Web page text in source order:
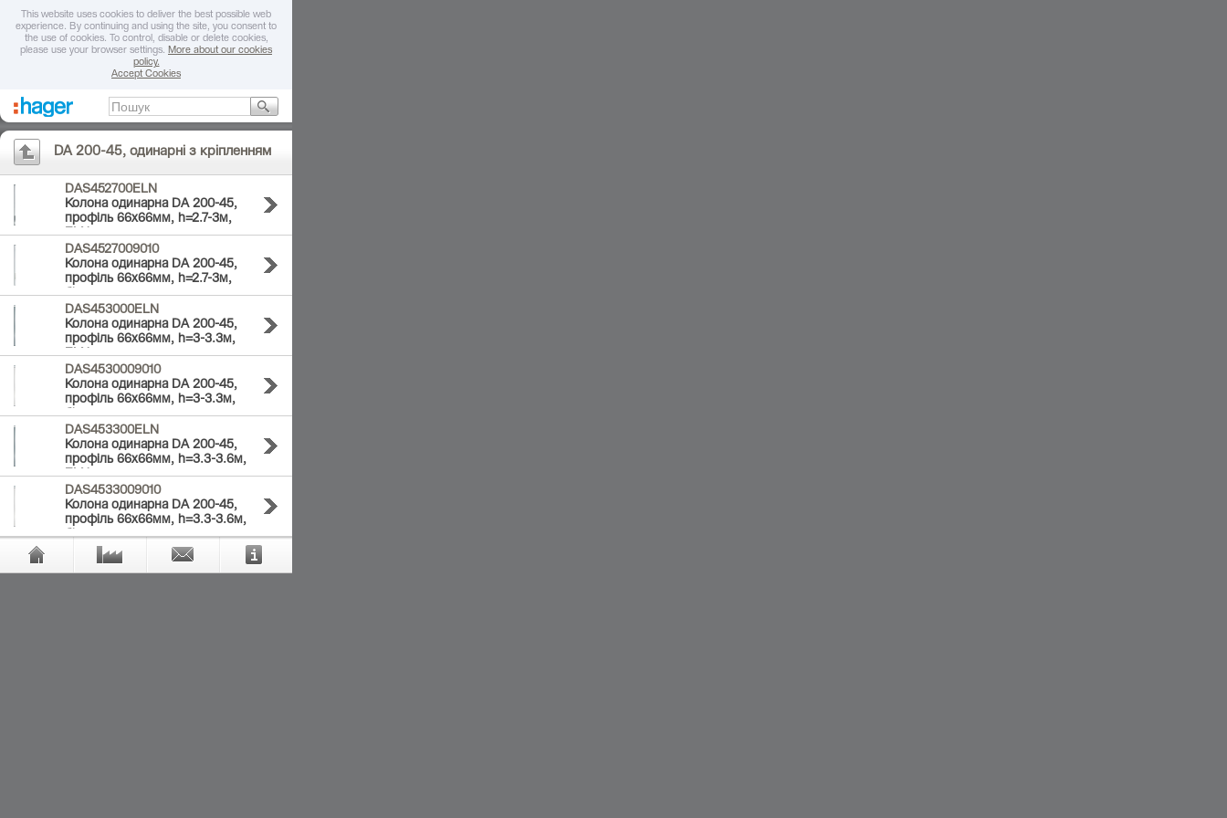
This website uses cookies to deliver the best possible web
experience. By continuing and using the site, you consent to
the use of cookies. To control, disable or delete cookies,
please use your browser settings. More about our cookies
policy.
Accept Cookies
DA 200-45, одинарні з кріпленням
DAS452700ELN
Колона одинарна DA 200-45,
профіль 66x66мм, h=2.7-3м,
ELN
DAS4527009010
Колона одинарна DA 200-45,
профіль 66x66мм, h=2.7-3м,
біла
DAS453000ELN
Колона одинарна DA 200-45,
профіль 66x66мм, h=3-3.3м,
ELN
DAS4530009010
Колона одинарна DA 200-45,
профіль 66x66мм, h=3-3.3м,
біла
DAS453300ELN
Колона одинарна DA 200-45,
профіль 66x66мм, h=3.3-3.6м,
ELN
DAS4533009010
Колона одинарна DA 200-45,
профіль 66x66мм, h=3.3-3.6м,
біла